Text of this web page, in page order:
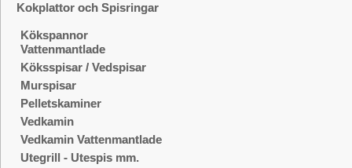
Kokplattor och Spisringar
Kökspannor
Vattenmantlade
Köksspisar / Vedspisar
Murspisar
Pelletskaminer
Vedkamin
Vedkamin Vattenmantlade
Utegrill - Utespis mm.